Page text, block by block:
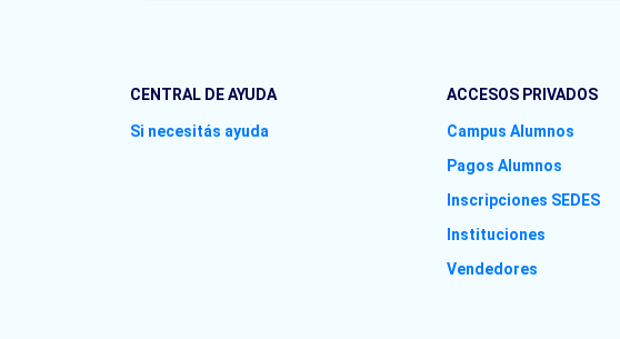
CENTRAL DE AYUDA
Si necesitás ayuda
ACCESOS PRIVADOS
Campus Alumnos
Pagos Alumnos
Inscripciones SEDES
Instituciones
Vendedores